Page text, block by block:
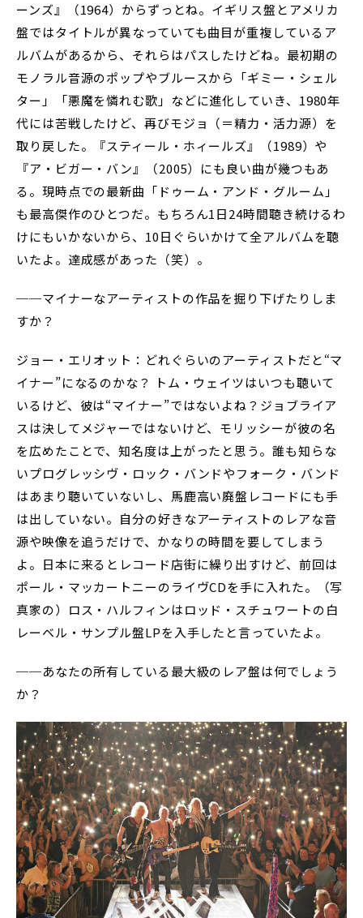
ーンズ』（1964）からずっとね。イギリス盤とアメリカ
盤ではタイトルが異なっていても曲目が重複しているア
ルバムがあるから、それらはパスしたけどね。最初期の
モノラル音源のポップやブルースから「ギミー・シェル
ター」「悪魔を憐れむ歌」などに進化していき、1980年
代には苦戦したけど、再びモジョ（＝精力・活力源）を
取り戻した。『スティール・ホィールズ』（1989）や
『ア・ビガー・バン』（2005）にも良い曲が幾つもあ
る。現時点での最新曲「ドゥーム・アンド・グルーム」
も最高傑作のひとつだ。もちろん1日24時間聴き続けるわ
けにもいかないから、10日ぐらいかけて全アルバムを聴
いたよ。達成感があった（笑）。
──マイナーなアーティストの作品を掘り下げたりしま
すか？
ジョー・エリオット：どれぐらいのアーティストだと“マ
イナー”になるのかな？ トム・ウェイツはいつも聴いて
いるけど、彼は“マイナー”ではないよね？ジョブライア
スは決してメジャーではないけど、モリッシーが彼の名
を広めたことで、知名度は上がったと思う。誰も知らな
いプログレッシヴ・ロック・バンドやフォーク・バンド
はあまり聴いていないし、馬鹿高い廃盤レコードにも手
は出していない。自分の好きなアーティストのレアな音
源や映像を追うだけで、かなりの時間を要してしまう
よ。日本に来るとレコード店街に繰り出すけど、前回は
ポール・マッカートニーのライヴCDを手に入れた。（写
真家の）ロス・ハルフィンはロッド・スチュワートの白
レーベル・サンプル盤LPを入手したと言っていたよ。
──あなたの所有している最大級のレア盤は何でしょう
か？